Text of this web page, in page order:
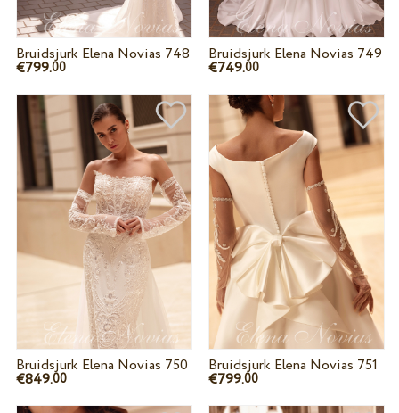
Bruidsjurk Elena Novias 748
€799.00
Bruidsjurk Elena Novias 749
€749.00
Bruidsjurk Elena Novias 750
€849.00
Bruidsjurk Elena Novias 751
€799.00